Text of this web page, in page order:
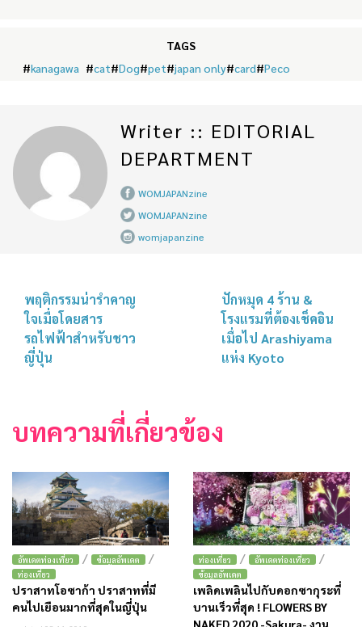
TAGS
#kanagawa #cat#Dog#pet#japan only#card#Peco
Writer :: EDITORIAL
DEPARTMENT
WOMJAPANzine
WOMJAPANzine
womjapanzine
พฤติกรรมน่ารำคาญ
ใจเมื่อโดยสาร
รถไฟฟ้าสำหรับชาว
ญี่ปุ่น
ปักหมุด 4 ร้าน &
โรงแรมที่ต้องเช็คอิน
เมื่อไป Arashiyama
แห่ง Kyoto
บทความที่เกี่ยวข้อง
อัพเดตท่องเที่ยว / ข้อมูลอัพเดต /
ท่องเที่ยว
ปราสาทโอซาก้า ปราสาทที่มี
คนไปเยือนมากที่สุดในญี่ปุ่น
ท่องเที่ยว / อัพเดตท่องเที่ยว /
ข้อมูลอัพเดต
เพลิดเพลินไปกับดอกซากุระที่
บานเร็วที่สุด ! FLOWERS BY
NAKED 2020 -Sakura- งาน